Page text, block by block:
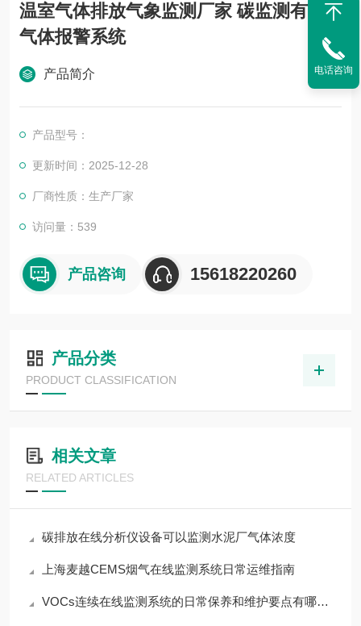
温室气体排放气象监测厂家 碳监测有毒
气体报警系统
产品简介
产品型号：
更新时间：2025-12-28
厂商性质：生产厂家
访问量：539
产品咨询 15618220260
产品分类
PRODUCT CLASSIFICATION
相关文章
RELATED ARTICLES
碳排放在线分析仪设备可以监测水泥厂气体浓度
上海麦越CEMS烟气在线监测系统日常运维指南
VOCs连续在线监测系统的日常保养和维护要点有哪些 上海麦越
电话咨询